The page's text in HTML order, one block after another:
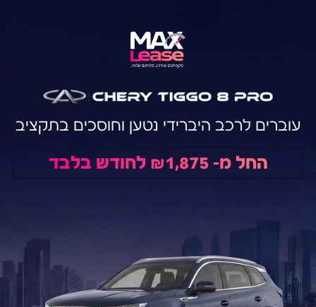
עוברים לרכב היברידי נטען וחוסכים בתקציב
החל מ- ₪1,875 לחודש בלבד